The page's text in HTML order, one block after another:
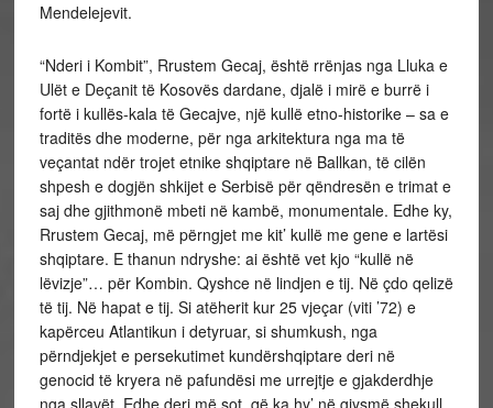
Mendelejevit.
“Nderi i Kombit”, Rrustem Gecaj, është rrënjas nga Lluka e
Ulët e Deçanit të Kosovës dardane, djalë i mirë e burrë i
fortë i kullës-kala të Gecajve, një kullë etno-historike – sa e
traditës dhe moderne, për nga arkitektura nga ma të
veçantat ndër trojet etnike shqiptare në Ballkan, të cilën
shpesh e dogjën shkijet e Serbisë për qëndresën e trimat e
saj dhe gjithmonë mbeti në kambë, monumentale. Edhe ky,
Rrustem Gecaj, më përngjet me kit’ kullë me gene e lartësi
shqiptare. E thanun ndryshe: ai është vet kjo “kullë në
lëvizje”… për Kombin. Qyshce në lindjen e tij. Në çdo qelizë
të tij. Në hapat e tij. Si atëherit kur 25 vjeçar (viti ’72) e
kapërceu Atlantikun i detyruar, si shumkush, nga
përndjekjet e persekutimet kundërshqiptare deri në
genocid të kryera në pafundësi me urrejtje e gjakderdhje
nga sllavët. Edhe deri më sot, që ka hy’ në gjysmë shekull